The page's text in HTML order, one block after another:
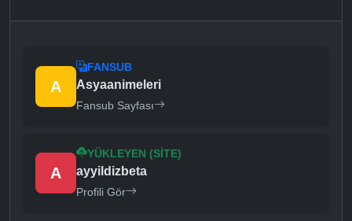
A
FANSUB
Asyaanimeleri
Fansub Sayfası
A
YÜKLEYEN (SITE)
ayyildizbeta
Profili Gör